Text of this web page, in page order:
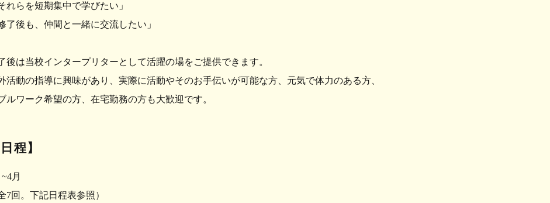
れらを短期集中で学びたい」
了後も、仲間と一緒に交流したい」
後は当校インタープリターとして活躍の場をご提供できます。
活動の指導に興味があり、実際に活動やそのお手伝いが可能な方、元気で体力のある方、
ルワーク希望の方、在宅勤務の方も大歓迎です。
日程】
月
7回。下記日程表参照）